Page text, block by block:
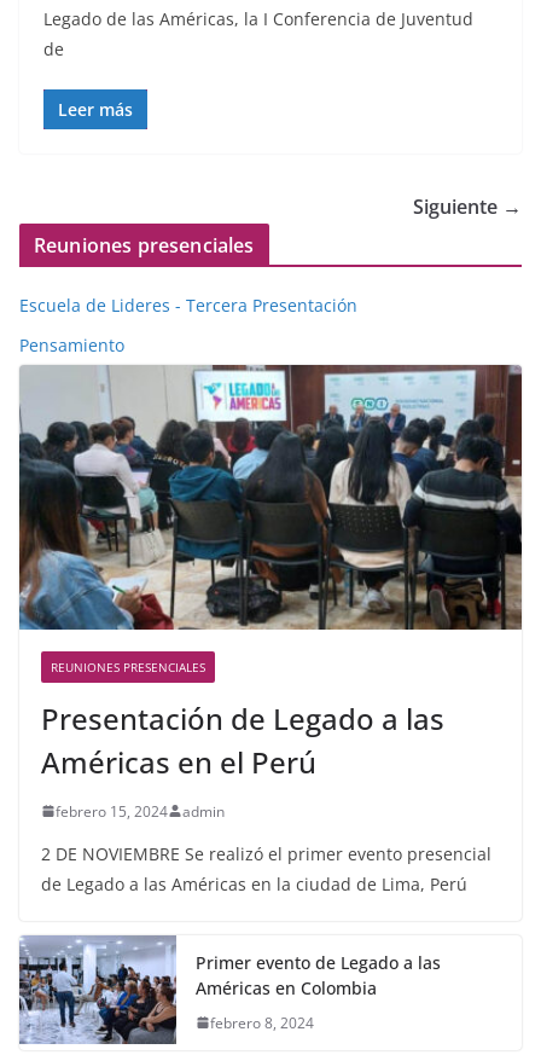
Legado de las Américas, la I Conferencia de Juventud
de
Leer más
Siguiente →
Reuniones presenciales
Escuela de Lideres - Tercera Presentación
Pensamiento
REUNIONES PRESENCIALES
Presentación de Legado a las
Américas en el Perú
febrero 15, 2024 admin
2 DE NOVIEMBRE Se realizó el primer evento presencial
de Legado a las Américas en la ciudad de Lima, Perú
Primer evento de Legado a las
Américas en Colombia
febrero 8, 2024